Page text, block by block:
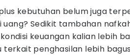
kebutuhan belum juga
Sedikit tambahan
keuangan kalian lebih
terkait penghasilan lebih bagus